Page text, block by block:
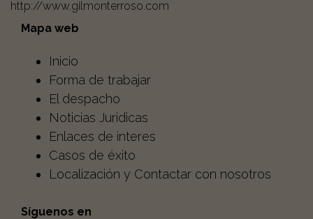
http://www.gilmonterroso.com
Mapa web
Inicio
Forma de trabajar
El despacho
Noticias Juridicas
Enlaces de interes
Casos de éxito
Localización y Contactar con nosotros
Síguenos en